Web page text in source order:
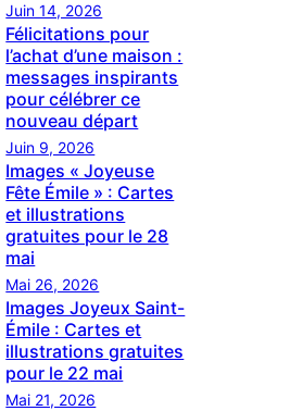
Juin 14, 2026
Félicitations pour
l’achat d’une maison :
messages inspirants
pour célébrer ce
nouveau départ
Juin 9, 2026
Images « Joyeuse
Fête Émile » : Cartes
et illustrations
gratuites pour le 28
mai
Mai 26, 2026
Images Joyeux Saint-
Émile : Cartes et
illustrations gratuites
pour le 22 mai
Mai 21, 2026